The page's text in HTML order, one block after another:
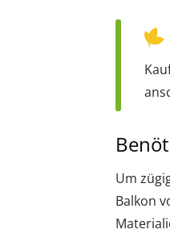
Um
Balkon